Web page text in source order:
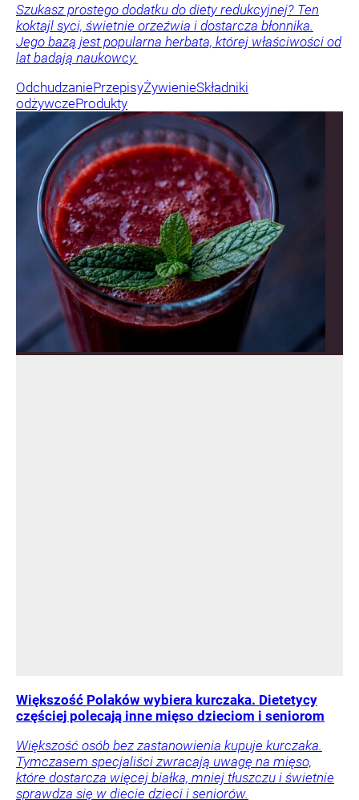
Szukasz prostego dodatku do diety redukcyjnej? Ten
koktajl syci, świetnie orzeźwia i dostarcza błonnika.
Jego bazą jest popularna herbata, której właściwości od
lat badają naukowcy.
OdchudzaniePrzepisyŻywienieSkładniki
odżywczeProdukty
Większość Polaków wybiera kurczaka. Dietetycy
częściej polecają inne mięso dzieciom i seniorom
Większość osób bez zastanowienia kupuje kurczaka.
Tymczasem specjaliści zwracają uwagę na mięso,
które dostarcza więcej białka, mniej tłuszczu i świetnie
sprawdza się w diecie dzieci i seniorów.